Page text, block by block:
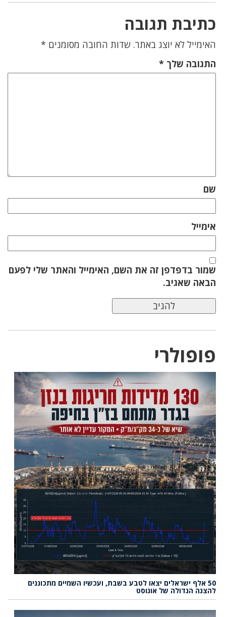
כתיבת תגובה
האימייל לא יוצג באתר. שדות החובה מסומנים *
התגובה שלך *
שם
אימייל
שמור בדפדפן זה את השם, האימייל והאתר שלי לפעם
הבאה שאגיב.
פופולרי
50 אלף ישראלים יצאו לטבע בשבת, ועכשיו השמיים מתכוננים
להצגה הגדולה של אוגוסט